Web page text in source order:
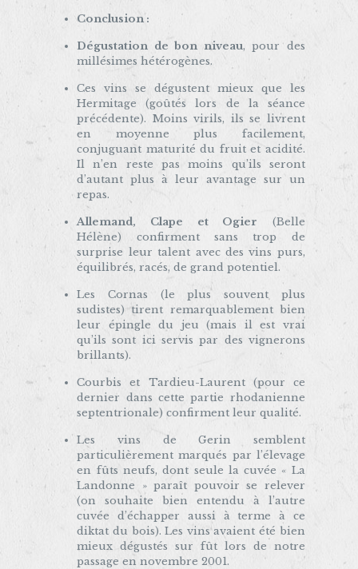
Conclusion :
Dégustation de bon niveau, pour des
millésimes hétérogènes.
Ces vins se dégustent mieux que les
Hermitage (goûtés lors de la séance
précédente). Moins virils, ils se livrent
en moyenne plus facilement,
conjuguant maturité du fruit et acidité.
Il n’en reste pas moins qu’ils seront
d’autant plus à leur avantage sur un
repas.
Allemand, Clape et Ogier (Belle
Hélène) confirment sans trop de
surprise leur talent avec des vins purs,
équilibrés, racés, de grand potentiel.
Les Cornas (le plus souvent plus
sudistes) tirent remarquablement bien
leur épingle du jeu (mais il est vrai
qu’ils sont ici servis par des vignerons
brillants).
Courbis et Tardieu-Laurent (pour ce
dernier dans cette partie rhodanienne
septentrionale) confirment leur qualité.
Les vins de Gerin semblent
particulièrement marqués par l’élevage
en fûts neufs, dont seule la cuvée « La
Landonne » paraît pouvoir se relever
(on souhaite bien entendu à l’autre
cuvée d’échapper aussi à terme à ce
diktat du bois). Les vins avaient été bien
mieux dégustés sur fût lors de notre
passage en novembre 2001.